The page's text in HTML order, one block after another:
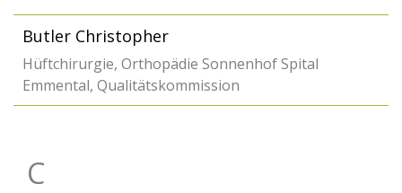
Butler Christopher
Hüftchirurgie, Orthopädie Sonnenhof Spital
Emmental, Qualitätskommission
C